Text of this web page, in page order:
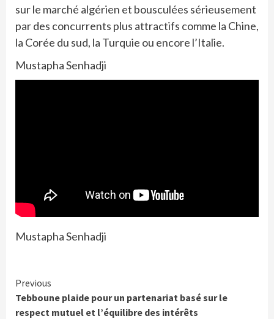
sur le marché algérien et bousculées sérieusement
par des concurrents plus attractifs comme la Chine,
la Corée du sud, la Turquie ou encore l’Italie.
Mustapha Senhadji
Mustapha Senhadji
Continue
Reading
Previous
Tebboune plaide pour un partenariat basé sur le
respect mutuel et l’équilibre des intérêts